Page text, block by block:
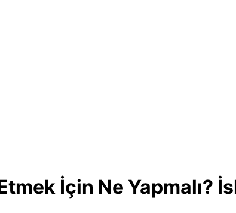
İçin Ne Yapmalı?